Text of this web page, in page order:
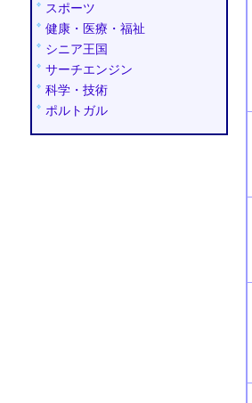
スポーツ
健康・医療・福祉
シニア王国
サーチエンジン
科学・技術
ポルトガル